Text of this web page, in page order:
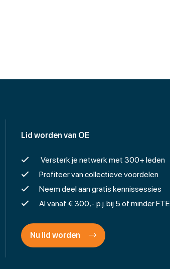
Lid worden van OE
Versterk je netwerk met 300+ leden
Profiteer van collectieve voordelen
Neem deel aan gratis kennissessies
Al vanaf € 300,- p.j. bij 5 of minder FTE
Nu lid worden